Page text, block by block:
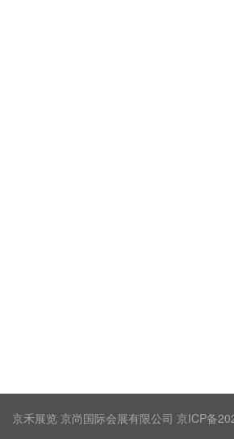
京禾展览 京尚国际会展有限公司 京ICP备